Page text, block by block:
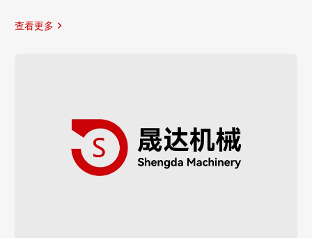
查看更多